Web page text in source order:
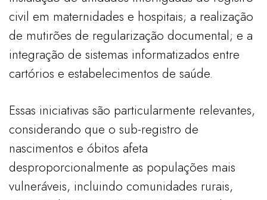
civil em maternidades e hospitais; a realização
de mutirões de regularização documental; e a
integração de sistemas informatizados entre
cartórios e estabelecimentos de saúde.
Essas iniciativas são particularmente relevantes,
considerando que o sub-registro de
nascimentos e óbitos afeta
desproporcionalmente as populações mais
vulneráveis, incluindo comunidades rurais,